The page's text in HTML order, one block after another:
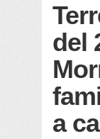
del
a